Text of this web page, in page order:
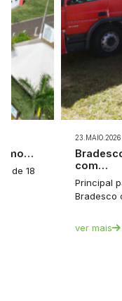
de 18
23.MAIO.2026 |
com…
Principal
Bradesco
ver mais